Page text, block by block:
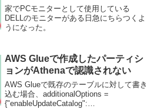
家でPCモニターとして使用している
DELLのモニターがある日急にちらつくよ
うになった。
AWS Glueで作成したパーティシ
ョンがAthenaで認識されない
AWS Glueで既存のテーブルに対して書き
込む場合、additionalOptions =
{"enableUpdateCatalog":